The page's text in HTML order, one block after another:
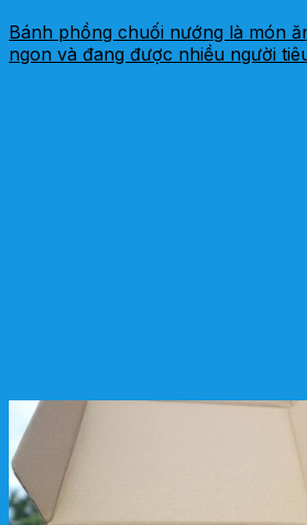
Bánh phồng chuối nướng là món
ngon và đang được nhiều người